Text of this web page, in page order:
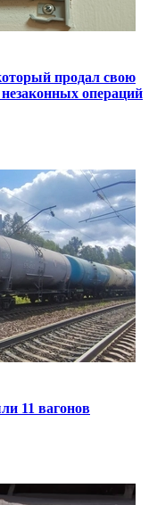
продал свою
операций
11 вагонов